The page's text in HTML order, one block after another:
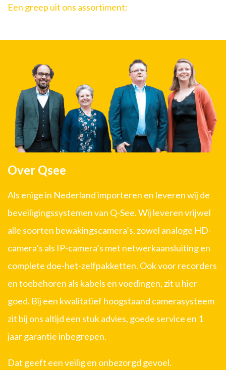
Een greep uit ons assortiment:
Over Qsee
Als enige in Nederland importeren en leveren wij de
beveiligingssystemen van Q-See. Wij leveren vrijwel
alle soorten bewakingscamera’s, zowel analoge HD-
camera’s als IP-camera’s met netwerkaansluiting en
complete doe-het-zelfpakketten. Ook voor recorders
en toebehoren als kabels en voedingen, zit u hier
goed. Bij een kwalitatief hoogstaand camerasysteem
zit bij ons altijd een stuk advies, goede service en 1
jaar garantie inbegrepen.
Dat geeft een veilig en onbezorgd gevoel.